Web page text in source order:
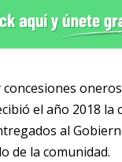
el año 2018 la
al
de la comunidad.